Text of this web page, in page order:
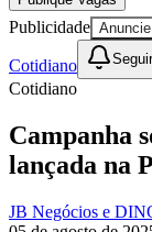
Cotidiano Seguir
Cotidiano
Campanha
JB Negócios e
05 de agosto de